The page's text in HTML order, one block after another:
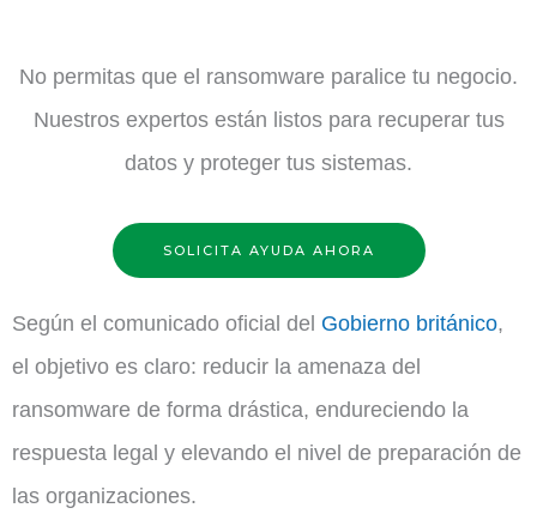
No permitas que el ransomware paralice tu negocio.
Nuestros expertos están listos para recuperar tus
datos y proteger tus sistemas.
SOLICITA AYUDA AHORA
Según el comunicado oficial del Gobierno británico,
el objetivo es claro: reducir la amenaza del
ransomware de forma drástica, endureciendo la
respuesta legal y elevando el nivel de preparación de
las organizaciones.